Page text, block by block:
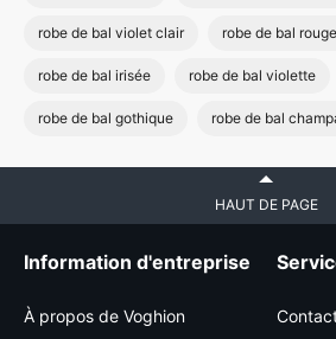
robe de bal violet clair robe de bal
robe de bal irisée robe de bal violette
robe de bal gothique robe de bal
HAUT DE PAGE
Information d'entreprise
À propos de Voghion